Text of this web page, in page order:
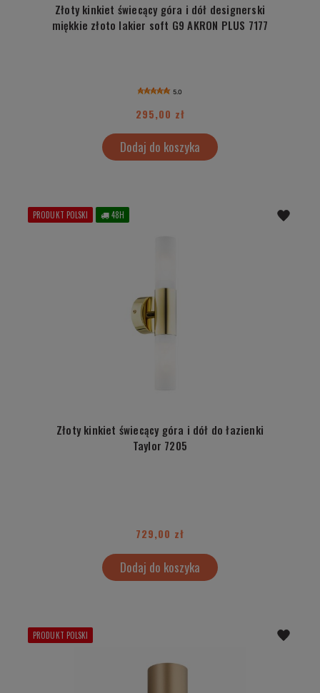
Złoty kinkiet świecący góra i dół designerski
miękkie złoto lakier soft G9 AKRON PLUS 7177
5.0
295,00 zł
Dodaj do koszyka
Złoty kinkiet świecący góra i dół do łazienki
Taylor 7205
729,00 zł
Dodaj do koszyka
PRODUKT POLSKI 48H
PRODUKT POLSKI